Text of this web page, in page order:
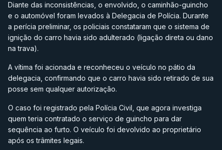
Diante das inconsistências, o envolvido, o caminhão-guincho
e o automóvel foram levados à Delegacia de Polícia. Durante
a perícia preliminar, os policiais constataram que o sistema de
ignição do carro havia sido adulterado (ligação direta ou dano
na trava).
A vítima foi acionada e reconheceu o veículo no pátio da
delegacia, confirmando que o carro havia sido retirado de sua
posse sem qualquer autorização.
O caso foi registrado pela Polícia Civil, que agora investiga
quem teria contratado o serviço de guincho para dar
sequência ao furto. O veículo foi devolvido ao proprietário
após os trâmites legais.